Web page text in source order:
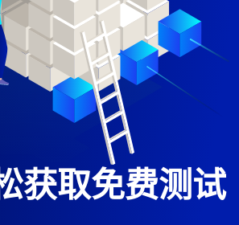
获取免费测试